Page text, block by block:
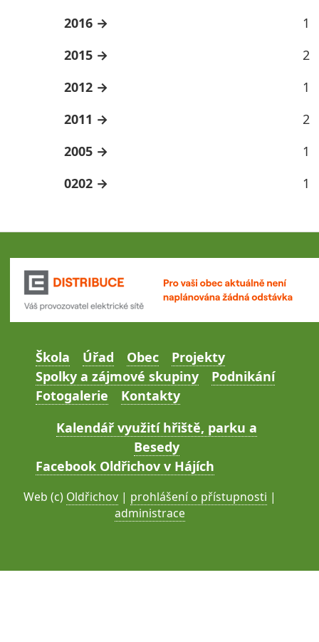
2016
1
2015
2
2012
1
2011
2
2005
1
0202
1
Škola Úřad Obec
Projekty
Spolky a zájmové skupiny
Podnikání
Fotogalerie
Kontakty
Kalendář využití hřiště, parku a
Besedy
Facebook Oldřichov v Hájích
Web (c) Oldřichov | prohlášení o přístupnosti |
administrace